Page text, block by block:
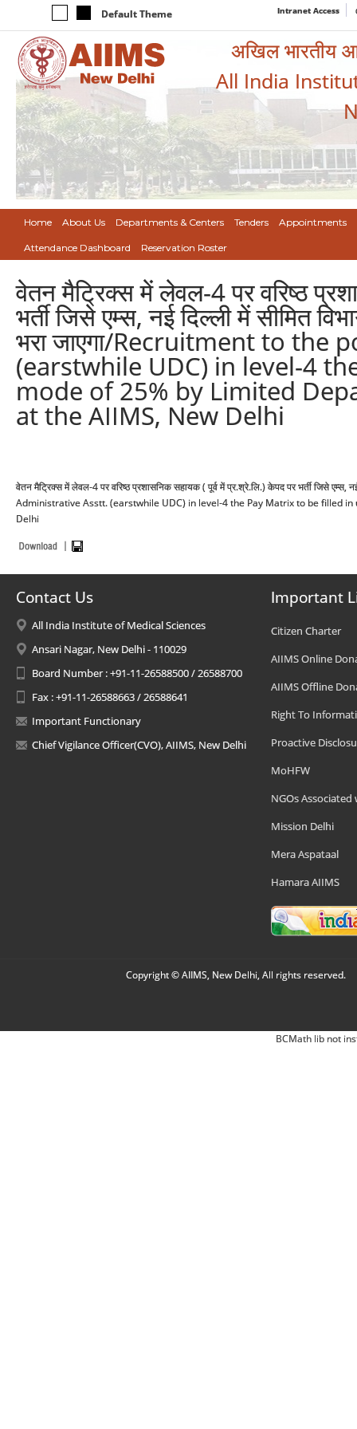
Default Theme Intranet Access
अखिल भारतीय
All India
Home About Us Departments & Centers Tenders Appointments
Attendance Dashboard Reservation Roster
वेतन मैट्रिक्स में लेवल-4 पर वरिष्ठ
भर्ती जिसे एम्स, नई दिल्ली में सीमित
भरा जाएगा/Recruitment to
(earstwhile UDC) in level-4
mode of 25% by Limited
at the AIIMS, New Delhi
वेतन मैट्रिक्स में लेवल-4 पर वरिष्ठ प्रशासनिक सहायक ( पूर्व में प्र.श्रे.लि.) केपद पर भर्ती जिसे एम्स,
Administrative Asstt. (earstwhile UDC) in level-4 the Pay Matrix to be filled
Delhi
Contact Us
All India Institute of Medical Sciences
Ansari Nagar, New Delhi - 110029
Board Number : +91-11-26588500 / 26588700
Fax : +91-11-26588663 / 26588641
Important Functionary
Chief Vigilance Officer(CVO), AIIMS, New Delhi
Important
Citizen Charter
AIIMS Online
AIIMS Offline
Right To
Proactive
MoHFW
NGOs Associated
Mission Delhi
Mera Aspataal
Hamara AIIMS
Copyright © AIIMS, New Delhi, All rights reserved.
BCMath lib not